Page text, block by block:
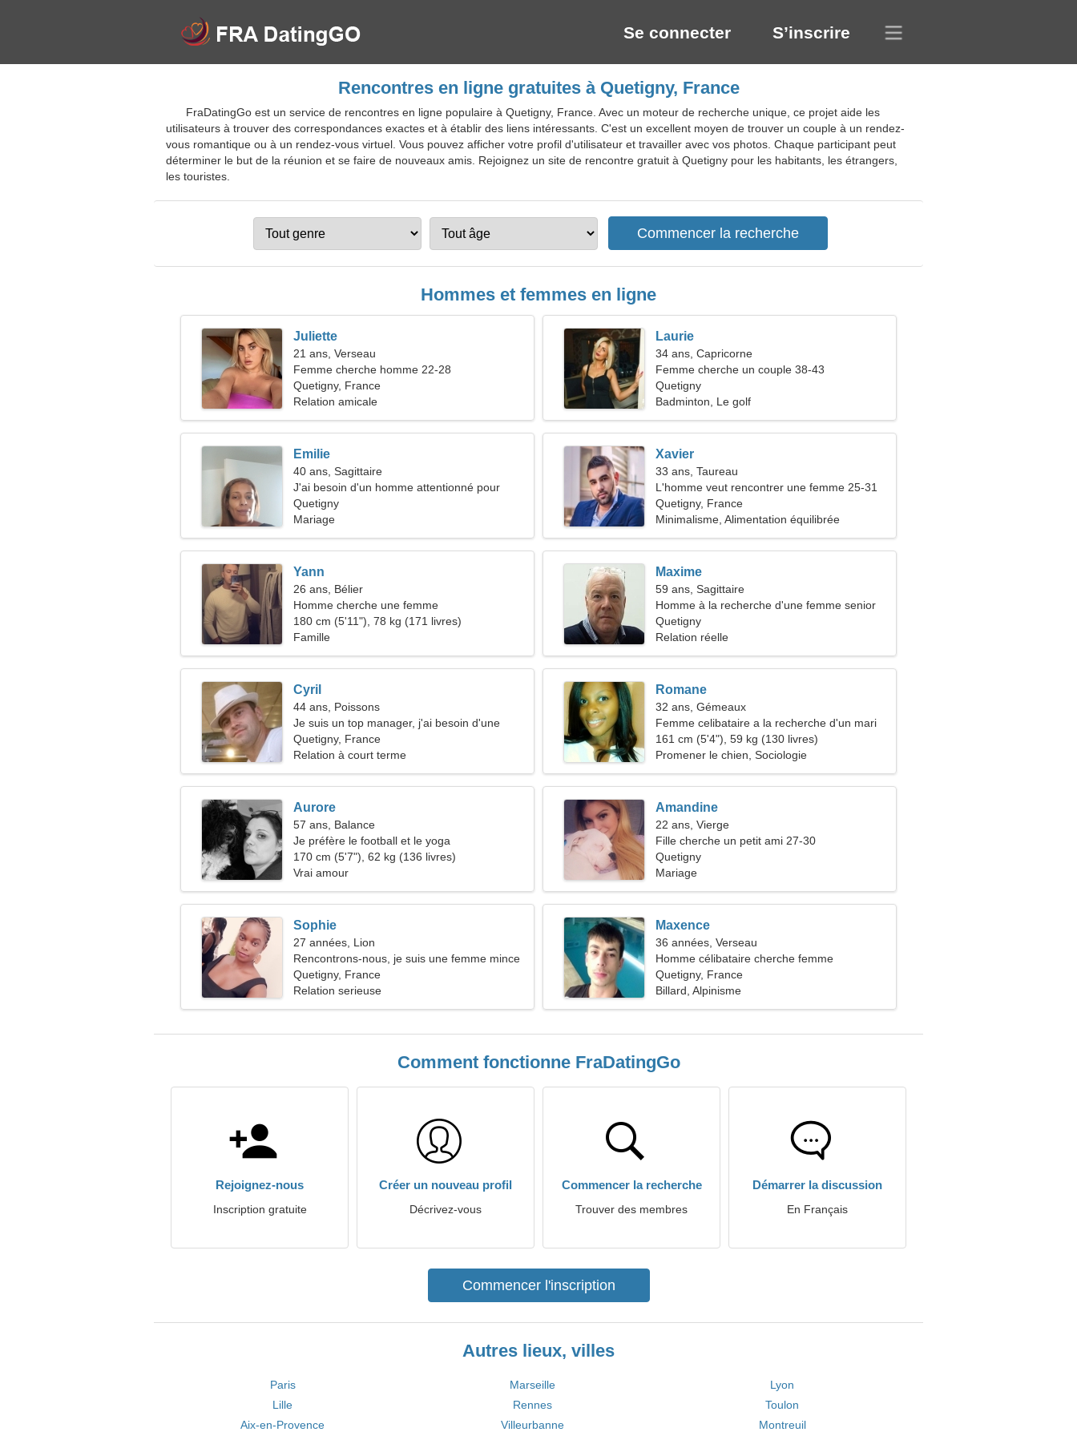
Se connecter S’inscrire
Rencontres en ligne gratuites à Quetigny, France
FraDatingGo est un service de rencontres en ligne populaire à Quetigny, France. Avec un moteur de recherche unique, ce projet aide les
utilisateurs à trouver des correspondances exactes et à établir des liens intéressants. C'est un excellent moyen de trouver un couple à un rendez-
vous romantique ou à un rendez-vous virtuel. Vous pouvez afficher votre profil d'utilisateur et travailler avec vos photos. Chaque participant peut
déterminer le but de la réunion et se faire de nouveaux amis. Rejoignez un site de rencontre gratuit à Quetigny pour les habitants, les étrangers,
les touristes.
Hommes et femmes en ligne
Juliette
21 ans, Verseau
Femme cherche homme 22-28
Quetigny, France
Relation amicale
Laurie
34 ans, Capricorne
Femme cherche un couple 38-43
Quetigny
Badminton, Le golf
Emilie
40 ans, Sagittaire
J'ai besoin d'un homme attentionné pour
danser ensemble
Quetigny
Mariage
Xavier
33 ans, Taureau
L'homme veut rencontrer une femme 25-31
Quetigny, France
Minimalisme, Alimentation équilibrée
Yann
26 ans, Bélier
Homme cherche une femme
180 cm (5'11"), 78 kg (171 livres)
Famille
Maxime
59 ans, Sagittaire
Homme à la recherche d'une femme senior
Quetigny
Relation réelle
Cyril
44 ans, Poissons
Je suis un top manager, j'ai besoin d'une
femme sympathique
Quetigny, France
Relation à court terme
Romane
32 ans, Gémeaux
Femme celibataire a la recherche d'un mari
161 cm (5'4"), 59 kg (130 livres)
Promener le chien, Sociologie
Aurore
57 ans, Balance
Je préfère le football et le yoga
170 cm (5'7"), 62 kg (136 livres)
Vrai amour
Amandine
22 ans, Vierge
Fille cherche un petit ami 27-30
Quetigny
Mariage
Sophie
27 années, Lion
Rencontrons-nous, je suis une femme mince
Quetigny, France
Relation serieuse
Maxence
36 années, Verseau
Homme célibataire cherche femme
Quetigny, France
Billard, Alpinisme
Comment fonctionne FraDatingGo
Rejoignez-nous
Inscription gratuite
Créer un nouveau profil
Décrivez-vous
Commencer la recherche
Trouver des membres
Démarrer la discussion
En Français
Commencer l'inscription
Autres lieux, villes
Paris Marseille
Lyon
Lille
Rennes
Toulon
Aix-en-Provence
Villeurbanne Montreuil